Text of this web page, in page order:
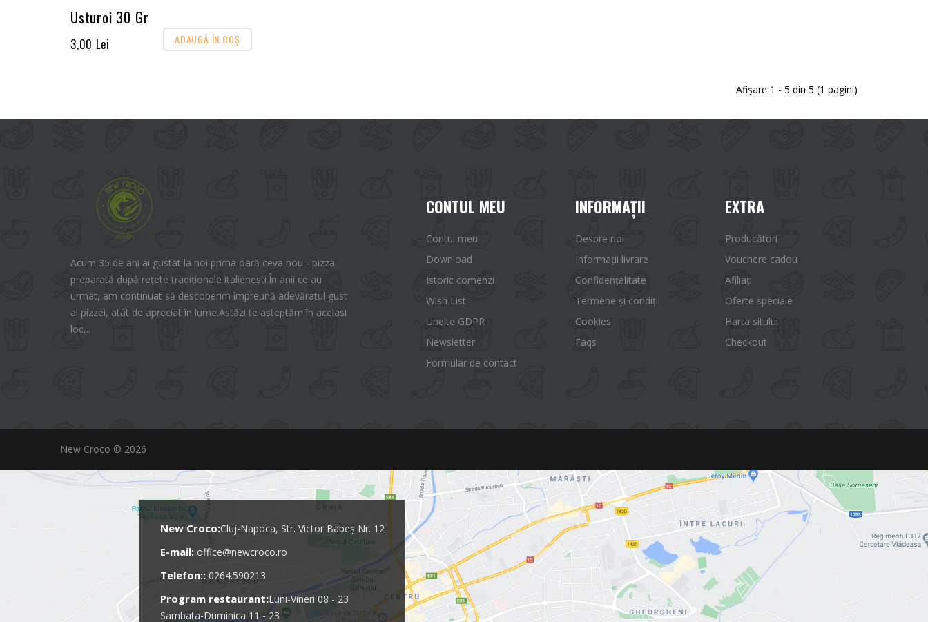
Usturoi 30 Gr
3,00 Lei ADAUGĂ ÎN COŞ
Afişare 1 - 5 din 5 (1 pagini)
Acum 35 de ani ai gustat la noi prima oară ceva nou - pizza
preparată după rețete tradiționale italienești.În anii ce au
urmat, am continuat să descoperim împreună adevăratul gust
al pizzei, atât de apreciat în lume.Astăzi te așteptăm în același
loc,..
CONTUL MEU
Contul meu
Download
Istoric comenzi
Wish List
Unelte GDPR
Newsletter
Formular de contact
INFORMAŢII
Despre noi
Informații livrare
Confidențalitate
Termene și condiții
Cookies
Faqs
EXTRA
Producători
Vouchere cadou
Afiliaţi
Oferte speciale
Harta sitului
Checkout
New Croco © 2026
New Croco:Cluj-Napoca, Str. Victor Babeș Nr. 12
E-mail: office@newcroco.ro
Telefon:: 0264.590213
Program restaurant:Luni-Vineri 08 - 23
Sambata-Duminica 11 - 23